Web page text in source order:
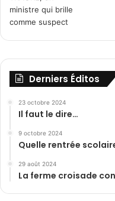
Derniers Éditos
23 octobre 2024
Il faut le dire…
9 octobre 2024
Quelle rentrée
29 août 2024
La ferme croisade